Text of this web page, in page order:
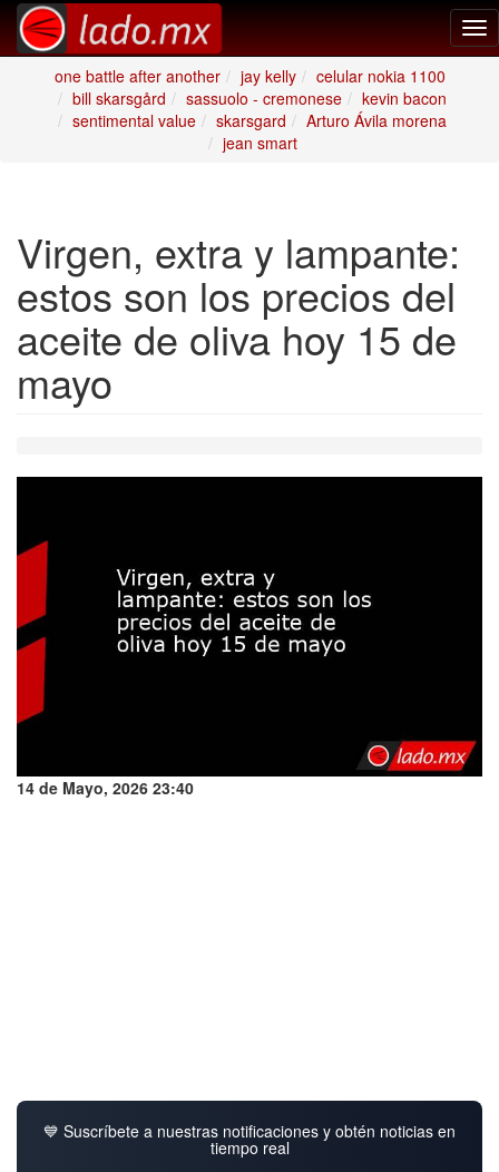
one battle after another
jay kelly
celular nokia 1100
bill skarsgård
sassuolo - cremonese
kevin bacon
sentimental value
skarsgard
Arturo Ávila morena
jean smart
Virgen, extra y lampante:
estos son los precios del
aceite de oliva hoy 15 de
mayo
14 de Mayo, 2026 23:40
💙 Suscríbete a nuestras notificaciones y obtén noticias en
tiempo real